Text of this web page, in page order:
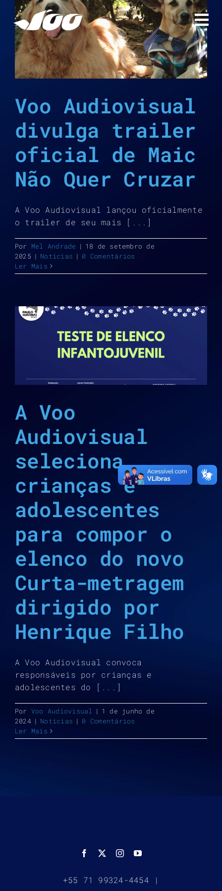
para
conteúdo
Voo Audiovisual
divulga trailer
oficial de Maic
Não Quer Cruzar
A Voo Audiovisual lançou oficialmente
o trailer de seu mais [...]
Por Mel Andrade | 18 de setembro de
2025 | Notícias | 0 Comentários
Ler Mais
A Voo
Audiovisual
seleciona
crianças e
adolescentes
para compor o
elenco do novo
Curta-metragem
dirigido por
Henrique Filho
A Voo Audiovisual convoca
responsáveis por crianças e
adolescentes do [...]
Por Voo Audiovisual | 1 de junho de
2024 | Notícias | 0 Comentários
Ler Mais
+55 71 99324-4454 |